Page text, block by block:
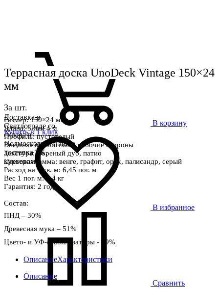
За шт.
Доставка в
Светлограде со
склада в
Подмосковье. Плюс
доставка ТК,
курьером
В корзину
Купить в 1 клик
В избранное
Сравнить
Террасная доска UnoDeck Vintage 150×24
мм
Размер: 150×24 мм
Длина: 3 или 4 м
Профиль: пустотелый
Внешняя обработка: 2 рабочие стороны
Текстура: мореный дуб, патио
Цветовая гамма: венге, графит, орех, палисандр, серый
Расход на 1 кв. м: 6,45 пог. м
Вес 1 пог. м: 2,4 кг
Гарантия: 2 года
Состав:
ПНД – 30%
Древесная мука – 51%
Цвето- и УФ-стабилизаторы - 19%
ОписаниеХарактеристики
Описание